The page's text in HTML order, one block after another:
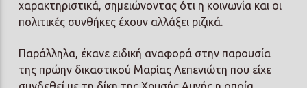
χαρακτηριστικά, σημειώνοντας ότι η κοινωνία και οι
πολιτικές συνθήκες έχουν αλλάξει ριζικά.
Παράλληλα, έκανε ειδική αναφορά στην παρουσία
της πρώην δικαστικού Μαρίας Λεπενιώτη που είχε